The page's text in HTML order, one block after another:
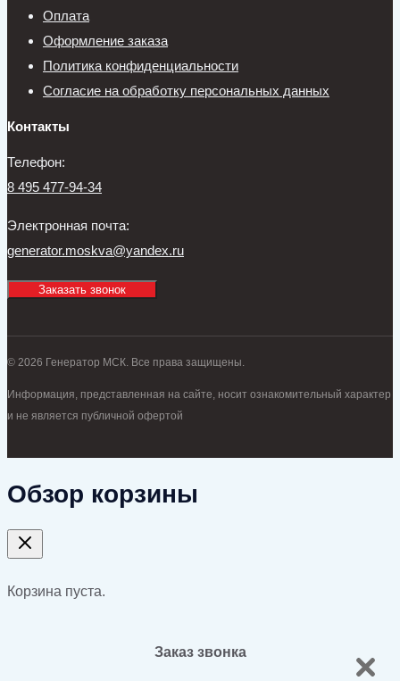
Оплата
Оформление заказа
Политика конфиденциальности
Согласие на обработку персональных данных
Контакты
Телефон:
8 495 477-94-34
Электронная почта:
generator.moskva@yandex.ru
Заказать звонок
© 2026 Генератор МСК. Все права защищены.
Информация, представленная на сайте, носит ознакомительный характер
и не является публичной офертой
Обзор корзины
Корзина пуста.
Заказ звонка